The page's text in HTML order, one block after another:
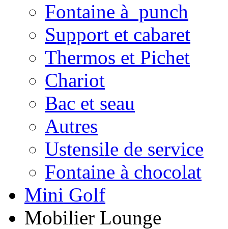
Fontaine à punch
Support et cabaret
Thermos et Pichet
Chariot
Bac et seau
Autres
Ustensile de service
Fontaine à chocolat
Mini Golf
Mobilier Lounge